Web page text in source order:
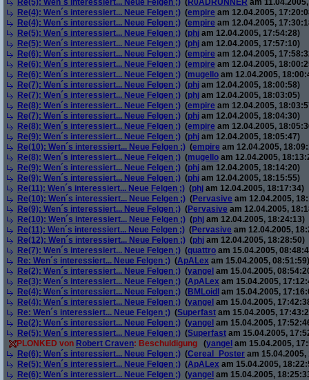
Re(5): Wen´s interessiert... Neue Felgen ;) (R0ADRUNNER am
Re(4): Wen´s interessiert... Neue Felgen ;) (empire am 12.04.2005,
Re(4): Wen´s interessiert... Neue Felgen ;) (empire am 12.04.2005,
Re(5): Wen´s interessiert... Neue Felgen ;) (phj am 12.04.2005, 17:54:28)
Re(5): Wen´s interessiert... Neue Felgen ;) (phj am 12.04.2005, 17:57:10)
Re(6): Wen´s interessiert... Neue Felgen ;) (empire am 12.04.2005,
Re(6): Wen´s interessiert... Neue Felgen ;) (empire am 12.04.2005,
Re(6): Wen´s interessiert... Neue Felgen ;) (mugello am 12.04.2005,
Re(7): Wen´s interessiert... Neue Felgen ;) (phj am 12.04.2005, 18:00:58)
Re(7): Wen´s interessiert... Neue Felgen ;) (phj am 12.04.2005, 18:03:05)
Re(8): Wen´s interessiert... Neue Felgen ;) (empire am 12.04.2005,
Re(7): Wen´s interessiert... Neue Felgen ;) (phj am 12.04.2005, 18:04:30)
Re(8): Wen´s interessiert... Neue Felgen ;) (empire am 12.04.2005,
Re(9): Wen´s interessiert... Neue Felgen ;) (phj am 12.04.2005, 18:05:47)
Re(10): Wen´s interessiert... Neue Felgen ;) (empire am 12.04.2005,
Re(8): Wen´s interessiert... Neue Felgen ;) (mugello am 12.04.2005,
Re(9): Wen´s interessiert... Neue Felgen ;) (phj am 12.04.2005, 18:14:20)
Re(9): Wen´s interessiert... Neue Felgen ;) (phj am 12.04.2005, 18:15:55)
Re(11): Wen´s interessiert... Neue Felgen ;) (phj am 12.04.2005, 18:17:34)
Re(10): Wen´s interessiert... Neue Felgen ;) (Pervasive am 12.04.2005,
Re(9): Wen´s interessiert... Neue Felgen ;) (Pervasive am 12.04.2005,
Re(10): Wen´s interessiert... Neue Felgen ;) (phj am 12.04.2005, 18:24:13)
Re(11): Wen´s interessiert... Neue Felgen ;) (Pervasive am 12.04.2005,
Re(12): Wen´s interessiert... Neue Felgen ;) (phj am 12.04.2005, 18:28:50)
Re(7): Wen´s interessiert... Neue Felgen ;) (quattro am 15.04.2005,
Re: Wen´s interessiert... Neue Felgen ;) (ApALex am 15.04.2005, 08:51:59)
Re(2): Wen´s interessiert... Neue Felgen ;) (yangel am 15.04.2005,
Re(3): Wen´s interessiert... Neue Felgen ;) (ApALex am 15.04.2005,
Re(4): Wen´s interessiert... Neue Felgen ;) (BMLoidl am 15.04.2005,
Re(4): Wen´s interessiert... Neue Felgen ;) (yangel am 15.04.2005,
Re: Wen´s interessiert... Neue Felgen ;) (Superfast am 15.04.2005,
Re(2): Wen´s interessiert... Neue Felgen ;) (yangel am 15.04.2005,
Re(5): Wen´s interessiert... Neue Felgen ;) (Superfast am 15.04.2005,
PLONKED von Robert Craven: Beschuldigung (yangel am 15.04.2005,
Re(6): Wen´s interessiert... Neue Felgen ;) (Cereal_Poster am 15.04.2005,
Re(5): Wen´s interessiert... Neue Felgen ;) (ApALex am 15.04.2005,
Re(6): Wen´s interessiert... Neue Felgen ;) (yangel am 15.04.2005,